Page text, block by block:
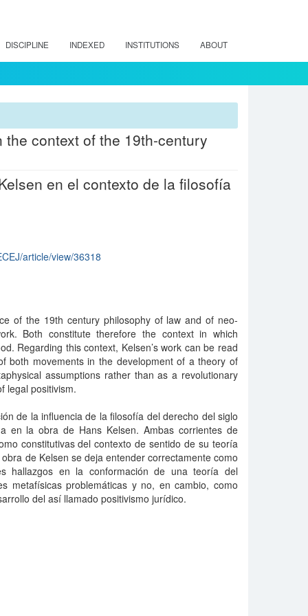
DISCIPLINE INDEXED INSTITUTIONS ABOUT
the context of the 19th-century
en el contexto de la filosofía
article/view/36318
of the 19th century philosophy of law and of neo-
Both constitute therefore the context in which
Regarding this context, Kelsen’s work can be read
both movements in the development of a theory of
assumptions rather than as a revolutionary
legal positivism.
de la influencia de la filosofía del derecho del siglo
en la obra de Hans Kelsen. Ambas corrientes de
constitutivas del contexto de sentido de su teoría
de Kelsen se deja entender correctamente como
hallazgos en la conformación de una teoría del
metafísicas problemáticas y no, en cambio, como
del así llamado positivismo jurídico.